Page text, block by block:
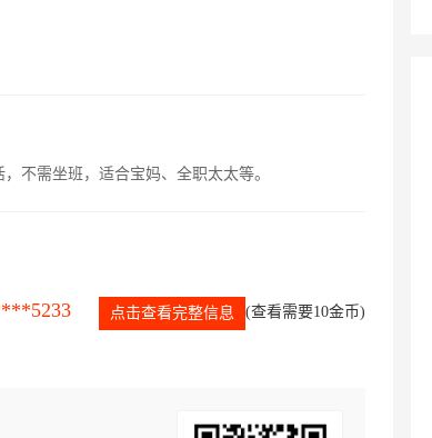
不需坐班，适合宝妈、全职太太等。
点击查看完整信息 (查看需要10金币)